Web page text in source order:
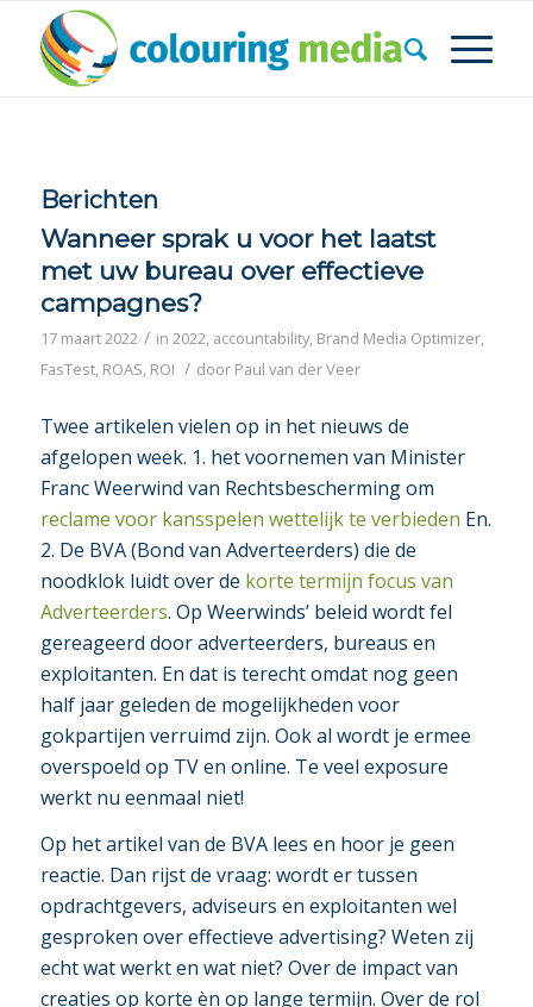
Berichten
Wanneer sprak u voor het laatst
met uw bureau over effectieve
campagnes?
17 maart 2022 / in 2022, accountability, Brand Media Optimizer,
FasTest, ROAS, ROI / door Paul van der Veer
Twee artikelen vielen op in het nieuws de
afgelopen week. 1. het voornemen van Minister
Franc Weerwind van Rechtsbescherming om
reclame voor kansspelen wettelijk te verbieden En.
2. De BVA (Bond van Adverteerders) die de
noodklok luidt over de korte termijn focus van
Adverteerders. Op Weerwinds’ beleid wordt fel
gereageerd door adverteerders, bureaus en
exploitanten. En dat is terecht omdat nog geen
half jaar geleden de mogelijkheden voor
gokpartijen verruimd zijn. Ook al wordt je ermee
overspoeld op TV en online. Te veel exposure
werkt nu eenmaal niet!
Op het artikel van de BVA lees en hoor je geen
reactie. Dan rijst de vraag: wordt er tussen
opdrachtgevers, adviseurs en exploitanten wel
gesproken over effectieve advertising? Weten zij
echt wat werkt en wat niet? Over de impact van
creaties op korte èn op lange termijn. Over de rol